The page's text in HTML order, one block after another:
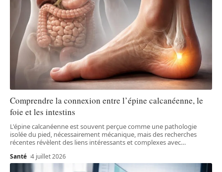
Comprendre la connexion entre l’épine calcanéenne, le
foie et les intestins
L'épine calcanéenne est souvent perçue comme une pathologie
isolée du pied, nécessairement mécanique, mais des recherches
récentes révèlent des liens intéressants et complexes avec…
Santé 4 juillet 2026